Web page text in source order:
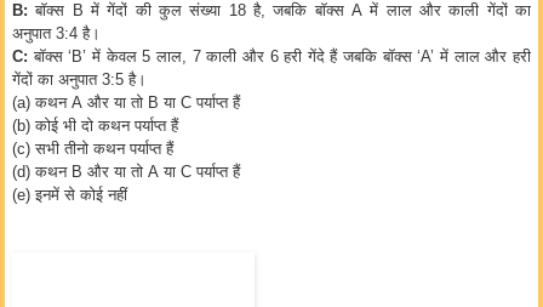
B: बॉक्स Bमें गेंदों की कुल संख्या 18है,जबकि बॉक्सAमें लाल और काली गेंदों का
अनुपात 3:4 है।
C: बॉक्स‘B’में केवल5 लाल, 7काली और 6हरी गेंदे हैं जबकि बॉक्स‘A’में लाल और हरी
गेंदों का अनुपात 3:5 है।
(a)कथन A और या तो Bया Cपर्याप्त हैं
(b)कोई भी दो कथन पर्याप्त हैं
(c)सभी तीनो कथन पर्याप्त हैं
(d)कथन B और या तो Aया Cपर्याप्त हैं
(e)इनमें से कोई नहीं